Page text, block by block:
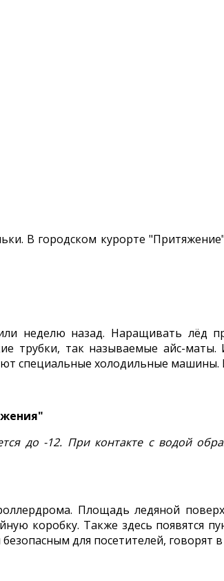
В городском курорте
неделю назад. Наращивать лёд
трубки, так называемые айс-
специальные холодильные машины.
до -12. При контакте с водой
Площадь ледяной
коробку. Также здесь появятся
для посетителей, говорят